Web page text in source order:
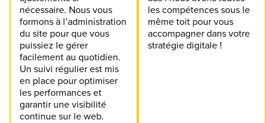
nécessaire. Nous vous
formons à l’administration
du site pour que vous
puissiez le gérer
facilement au quotidien.
Un suivi régulier est mis
en place pour optimiser
les performances et
garantir une visibilité
continue sur le web.
les compétences sous le
même toit pour vous
accompagner dans votre
stratégie digitale !